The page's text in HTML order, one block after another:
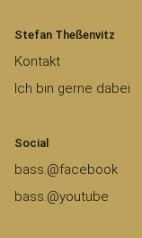
Stefan Theßenvitz
Kontakt
Ich bin gerne dabei
Social
bass.@facebook
bass.@youtube